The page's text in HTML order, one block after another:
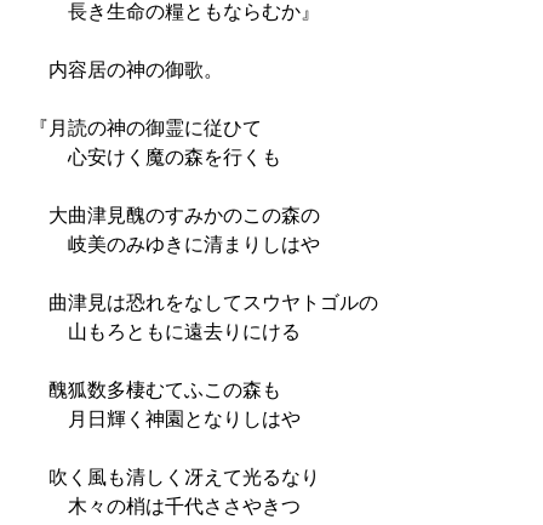
長き生命の糧ともならむか』
内容居の神の御歌。
『月読の神の御霊に従ひて
心安けく魔の森を行くも
大曲津見醜のすみかのこの森の
岐美のみゆきに清まりしはや
曲津見は恐れをなしてスウヤトゴルの
山もろともに遠去りにける
醜狐数多棲むてふこの森も
月日輝く神園となりしはや
吹く風も清しく冴えて光るなり
木々の梢は千代ささやきつ